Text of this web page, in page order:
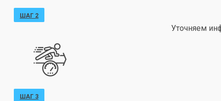
ШАГ 2
Уточняем
ШАГ 3